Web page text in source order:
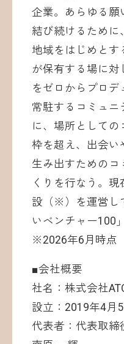
企業。あらゆる願
結び続けるために
地域をはじめとす
が保有する場に
をゼロからプロ
常駐するコミュニ
に、場所としての
枠を超え、出会い
生み出すためのコ
くりを行なう。
設（※）を運営し
いベンチャー100
※2026年6月時点
■会社概要
社名：株式会社
設立：2019年4月5
代表者：代表取締